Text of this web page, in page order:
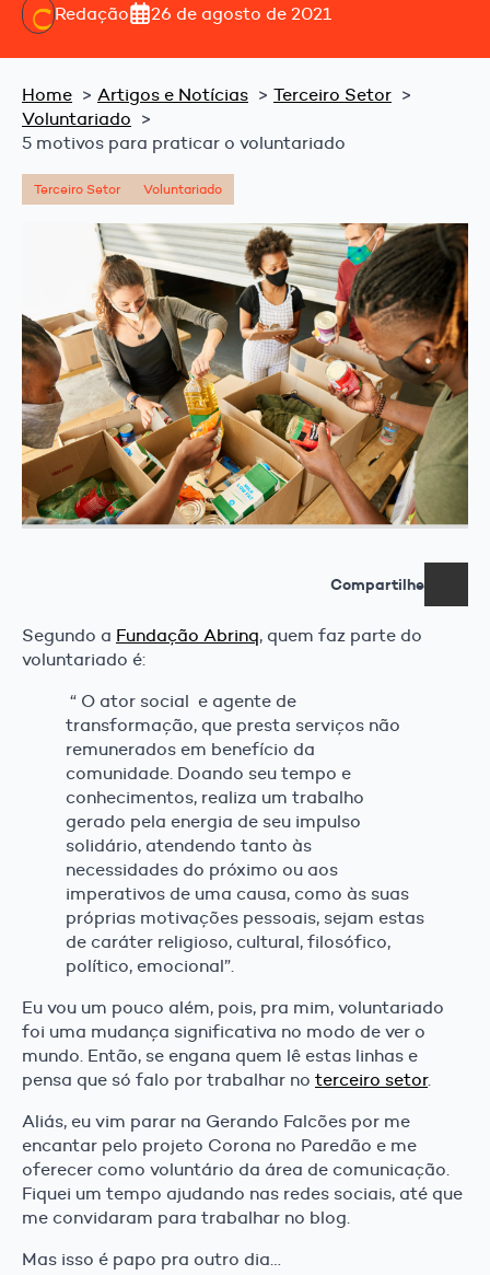
Redação 26 de agosto de 2021
Home Artigos e Notícias
Terceiro Setor
Voluntariado
5 motivos para praticar o voluntariado
Terceiro Setor Voluntariado
Compartilhe
Segundo a Fundação Abrinq, quem faz parte do
voluntariado é:
“ O ator social e agente de
transformação, que presta serviços não
remunerados em benefício da
comunidade. Doando seu tempo e
conhecimentos, realiza um trabalho
gerado pela energia de seu impulso
solidário, atendendo tanto às
necessidades do próximo ou aos
imperativos de uma causa, como às suas
próprias motivações pessoais, sejam estas
de caráter religioso, cultural, filosófico,
político, emocional”.
Eu vou um pouco além, pois, pra mim, voluntariado
foi uma mudança significativa no modo de ver o
mundo. Então, se engana quem lê estas linhas e
pensa que só falo por trabalhar no terceiro setor.
Aliás, eu vim parar na Gerando Falcões por me
encantar pelo projeto Corona no Paredão e me
oferecer como voluntário da área de comunicação.
Fiquei um tempo ajudando nas redes sociais, até que
me convidaram para trabalhar no blog.
Mas isso é papo pra outro dia…